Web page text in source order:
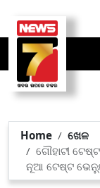
Home
ଖେଳ
ଗୌହାଟୀ
ନୂଆ ଟେଷ୍ଟ